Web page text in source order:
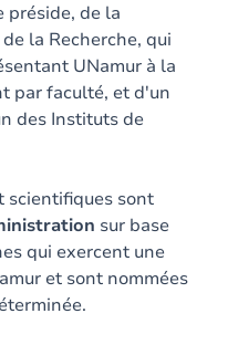
préside, de la
la Recherche, qui
UNamur à la
par faculté, et d'un
des Instituts de
scientifiques sont
sur base
qui exercent une
et sont nommées